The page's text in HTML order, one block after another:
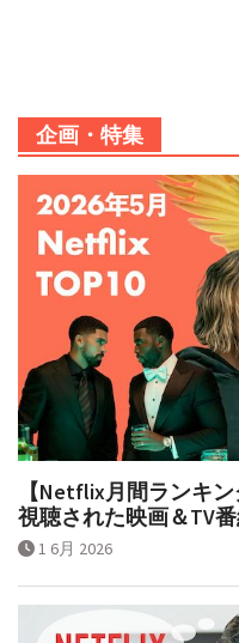
企画・特集
【Netflix月間ランキ
視聴された映画＆TV番
1 6月 2026